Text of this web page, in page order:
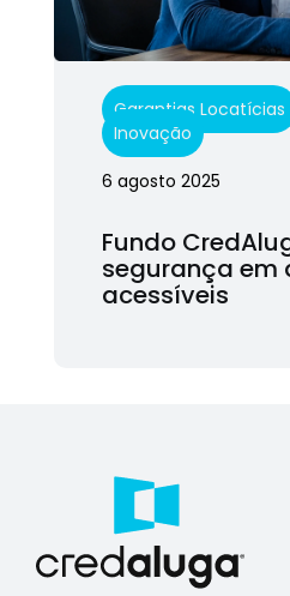
Garantias Locatícias
Inovação
6 agosto 2025
Fundo
segurança em
acessíveis